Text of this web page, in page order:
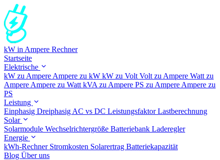
kW in Ampere Rechner
Startseite
Elektrische
kW zu Ampere Ampere zu kW kW zu Volt Volt zu Ampere Watt zu
Ampere Ampere zu Watt kVA zu Ampere PS zu Ampere Ampere zu
PS
Leistung
Einphasig Dreiphasig AC vs DC LeistungsfaktorLastberechnung
Solar
Solarmodule Wechselrichtergröße Batteriebank Laderegler
Energie
kWh-Rechner Stromkosten Solarertrag Batteriekapazität
Blog Über uns